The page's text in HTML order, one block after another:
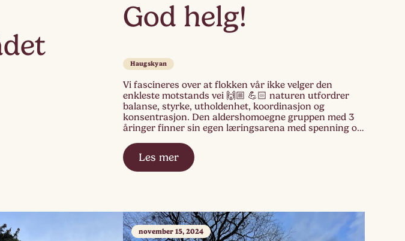
God helg!
Haugskyan
Vi fascineres over at flokken vår ikke velger den
enkleste motstands vei 🙌🏼 💪🏻 naturen utfordrer
balanse, styrke, utholdenhet, koordinasjon og
konsentrasjon. Den aldershomoegne gruppen med 3
åringer finner sin egen læringsarena med spenning og
Les mer
november 15, 2024